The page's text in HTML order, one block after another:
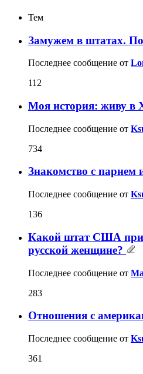
Тем
Замужем в штатах.
Последнее сообщение от
112
Моя история: живу в
Последнее сообщение от
734
Знакомство с парнем
Последнее сообщение от
136
Какой штат США
русской женщине?
Последнее сообщение от
283
Отношения с
Последнее сообщение от
361